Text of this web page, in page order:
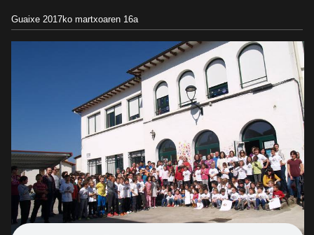
Guaixe 2017ko martxoaren 16a